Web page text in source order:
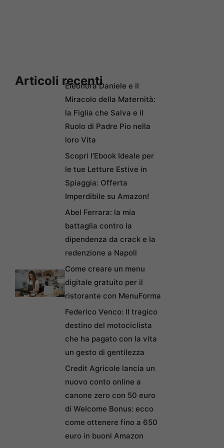
Articoli recentiEleonora Daniele e il
Miracolo della Maternità:
la Figlia che Salva e il
Ruolo di Padre Pio nella
loro Vita
Scopri l’Ebook Ideale per
le tue Letture Estive in
Spiaggia: Offerta
Imperdibile su Amazon!
Abel Ferrara: la mia
battaglia contro la
dipendenza da crack e la
redenzione a Napoli
Come creare un menu
digitale gratuito per il
ristorante con MenuForma
Federico Venco: Il tragico
destino del motociclista
che ha pagato con la vita
un gesto di gentilezza
Credit Agricole lancia un
nuovo conto online a
canone zero con 50 euro
di Welcome Bonus: ecco
come ottenere fino a 650
euro in buoni Amazon